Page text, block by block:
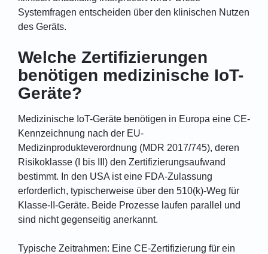
Systemfragen entscheiden über den klinischen Nutzen
des Geräts.
Welche Zertifizierungen
benötigen medizinische IoT-
Geräte?
Medizinische IoT-Geräte benötigen in Europa eine CE-
Kennzeichnung nach der EU-
Medizinprodukteverordnung (MDR 2017/745), deren
Risikoklasse (I bis III) den Zertifizierungsaufwand
bestimmt. In den USA ist eine FDA-Zulassung
erforderlich, typischerweise über den 510(k)-Weg für
Klasse-II-Geräte. Beide Prozesse laufen parallel und
sind nicht gegenseitig anerkannt.
Typische Zeitrahmen: Eine CE-Zertifizierung für ein